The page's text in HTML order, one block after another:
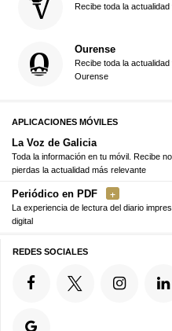
Recibe toda la
Ourense
Recibe toda la
Ourense
APLICACIONES MÓVILES
La Voz de Galicia
Toda la información en tu móvil. Recibe
pierdas la actualidad más relevante
Periódico en PDF
La experiencia de lectura del diario
digital
REDES SOCIALES